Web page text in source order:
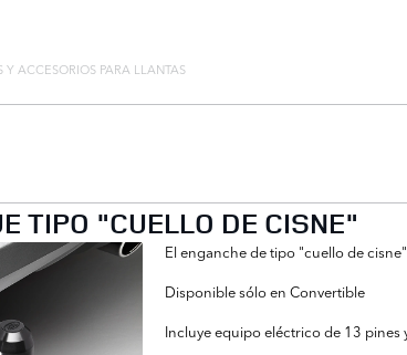
Y ACCESORIOS PARA LLANTAS
TIPO "CUELLO DE CISNE"
El enganche de tipo "cuello de
Disponible sólo en Convertible
Incluye equipo eléctrico de 13 pines